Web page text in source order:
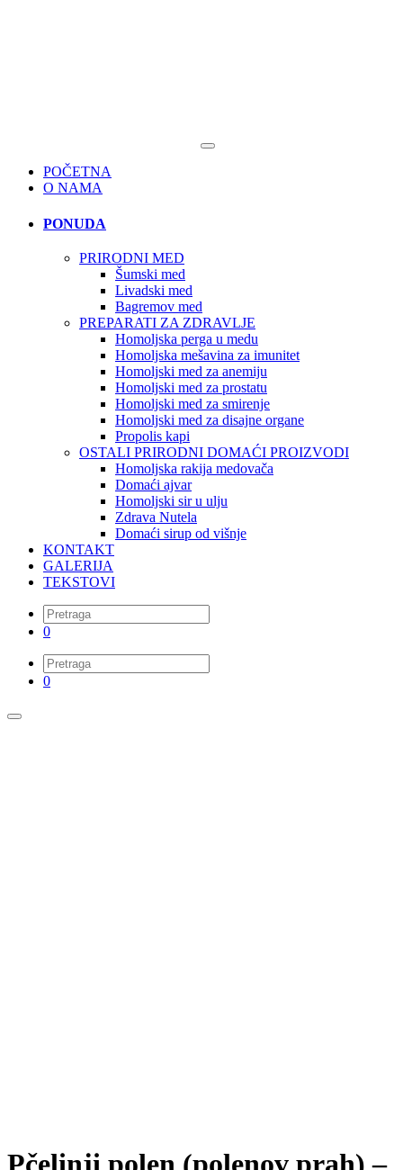
POČETNA
O NAMA
PONUDA
PRIRODNI MED
Šumski med
Livadski med
Bagremov med
PREPARATI ZA ZDRAVLJE
Homoljska perga u medu
Homoljska mešavina za imunitet
Homoljski med za anemiju
Homoljski med za prostatu
Homoljski med za smirenje
Homoljski med za disajne organe
Propolis kapi
OSTALI PRIRODNI DOMAĆI PROIZVODI
Homoljska rakija medovača
Domaći ajvar
Homoljski sir u ulju
Zdrava Nutela
Domaći sirup od višnje
KONTAKT
GALERIJA
TEKSTOVI
0
0